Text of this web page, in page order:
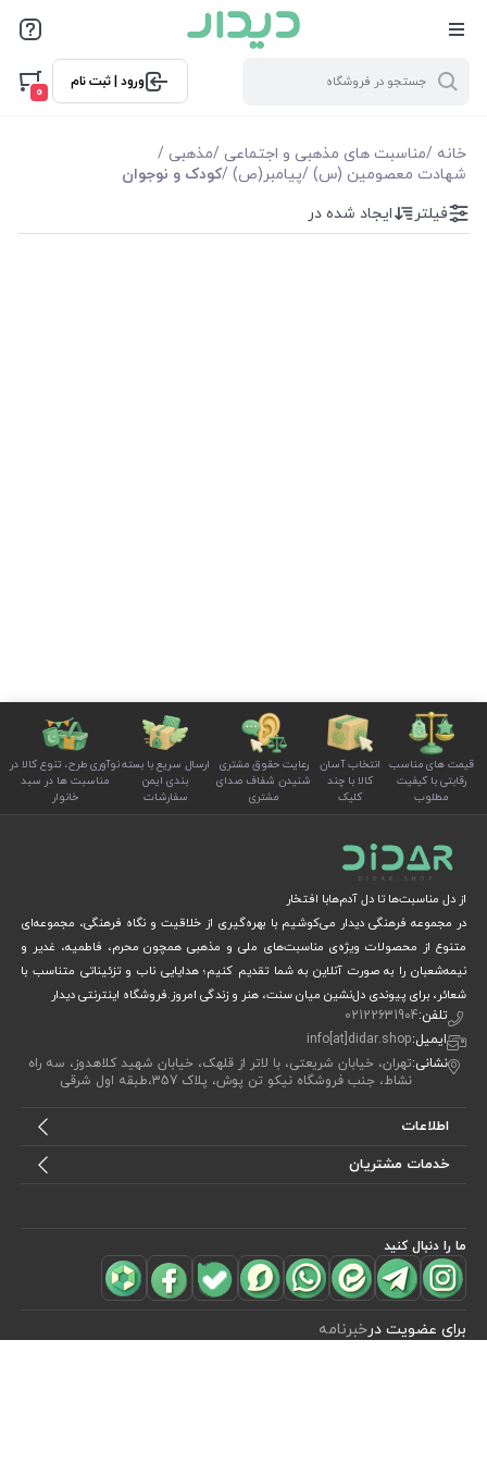
ورود | ثبت نام
0
خانه /مناسبت های مذهبی و اجتماعی /مذهبی /
شهادت معصومین (س) /پیامبر(ص) /کودک و نوجوان
فیلترها
موجودی
مشاهده محصولات(0)
فیلتر ایجاد شده در
قیمت های مناسب
رقابتی با کیفیت
مطلوب
انتخاب آسان
کالا با چند
کلیک
رعایت حقوق مشتری
شنیدن شفاف صدای
مشتری
ارسال سریع با بسته
بندی ایمن
سفارشات
نوآوری طرح، تنوع کالا در
مناسبت ها در سبد
خانوار
از دل مناسبت‌ها تا دل آدم‌هابا افتخار
در مجموعه فرهنگی دیدار می‌کوشیم با بهره‌گیری از خلاقیت و نگاه فرهنگی، مجموعه‌ای
متنوع از محصولات ویژه‌ی مناسبت‌های ملی و مذهبی همچون محرم، فاطمیه، غدیر و
نیمه‌شعبان را به صورت آنلاین به شما تقدیم کنیم؛ هدایایی ناب و تزئیناتی متناسب با
شعائر، برای پیوندی دل‌نشین میان سنت، هنر و زندگی امروز.فروشگاه اینترنتی دیدار
تلفن:02122631904
ایمیل:info[at]didar.shop
نشانی:تهران، خیابان شریعتی، با لاتر از قلهک، خیابان شهید کلاهدوز، سه راه
نشاط، جنب فروشگاه نیکو تن پوش، پلاک 357،طبقه اول شرقی
اطلاعات
خدمات مشتریان
ما را دنبال کنید
برای عضویت درخبرنامه